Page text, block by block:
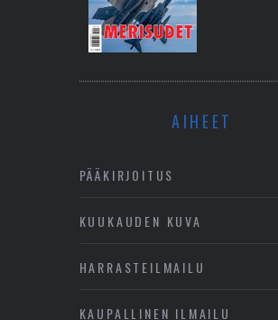
AIHEET
PÄÄKIRJOITUS
KUUKAUDEN KUVA
HARRASTEILMAILU
KAUPALLINEN ILMAILU